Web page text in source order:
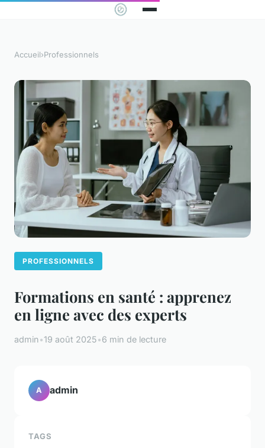
Accueil›Professionnels
PROFESSIONNELS
Formations en santé : apprenez
en ligne avec des experts
admin•19 août 2025•6 min de lecture
A admin
TAGS